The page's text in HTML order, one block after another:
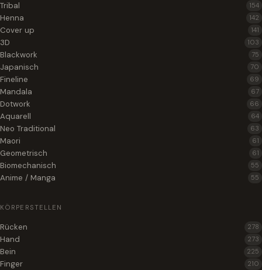
Tribal 154
Henna 142
Cover up 141
3D 103
Blackwork 75
Japanisch 70
Fineline 69
Mandala 67
Dotwork 66
Aquarell 64
Neo Traditional 63
Maori 61
Geometrisch 61
Biomechanisch 55
Anime / Manga 55
KÖRPERSTELLEN
Rücken 278
Hand 273
Bein 225
Finger 210